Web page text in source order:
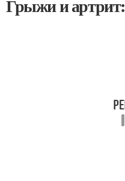
Грыжи и артрит: